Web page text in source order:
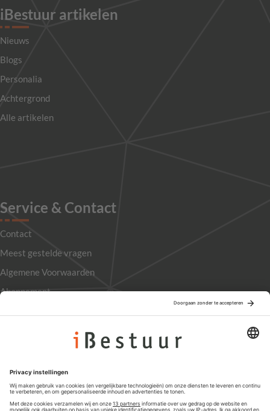
iBestuur artikelen
Nieuws
Blogs
Personalia
Achtergrond
Alle artikelen
Service & Contact
Contact
Meest gestelde vragen
Algemene Voorwaarden
Abonnement
Privacyinstellingen